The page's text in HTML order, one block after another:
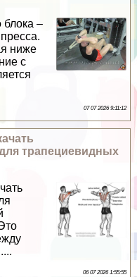
–
ниже
с
07 07 2026 9:11:12
трапециевидных
06 07 2026 1:55:55